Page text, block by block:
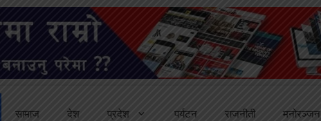
सामाज देश प्रदेश पर्यटन राजनीती मनोरञ्जन